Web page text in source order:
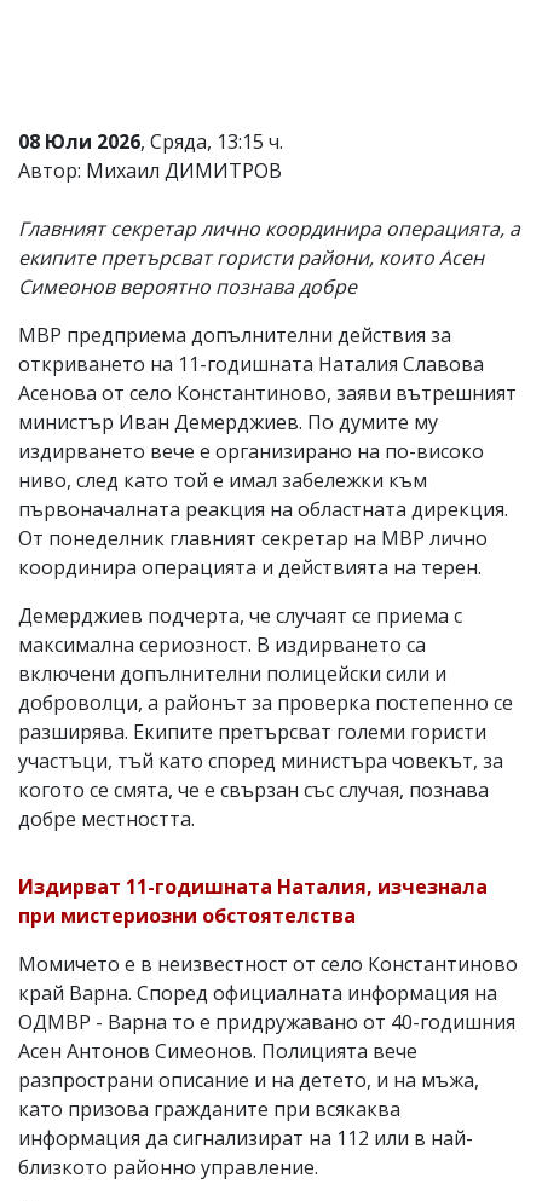
от
и
не
носи
отговорност
за
Ако
обиден
за
вас
моля
сигнализирайте
ни!
08 Юли 2026, Сряда, 13:15 ч.
Автор: Михаил ДИМИТРОВ
Главният секретар лично координира операцията, а
екипите претърсват гористи райони, които Асен
Симеонов вероятно познава добре
МВР предприема допълнителни действия за
откриването на 11-годишната Наталия Славова
Асенова от село Константиново, заяви вътрешният
министър Иван Демерджиев. По думите му
издирването вече е организирано на по-високо
ниво, след като той е имал забележки към
първоначалната реакция на областната дирекция.
От понеделник главният секретар на МВР лично
координира операцията и действията на терен.
Демерджиев подчерта, че случаят се приема с
максимална сериозност. В издирването са
включени допълнителни полицейски сили и
доброволци, а районът за проверка постепенно се
разширява. Екипите претърсват големи гористи
участъци, тъй като според министъра човекът, за
когото се смята, че е свързан със случая, познава
добре местността.
Издирват 11-годишната Наталия, изчезнала
при мистериозни обстоятелства
Момичето е в неизвестност от село Константиново
край Варна. Според официалната информация на
ОДМВР - Варна то е придружавано от 40-годишния
Асен Антонов Симеонов. Полицията вече
разпространи описание и на детето, и на мъжа,
като призова гражданите при всякаква
информация да сигнализират на 112 или в най-
близкото районно управление.